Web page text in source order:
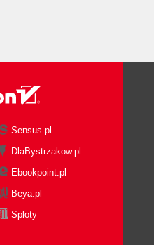
Sensus.pl
DlaBystrzakow.pl
Ebookpoint.pl
Beya.pl
Sploty